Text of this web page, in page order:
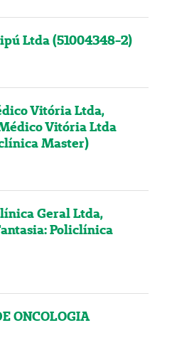
Ltda (51004348-2)
Vitória Ltda,
Vitória Ltda
Master)
Geral Ltda,
Policlínica
ONCOLOGIA